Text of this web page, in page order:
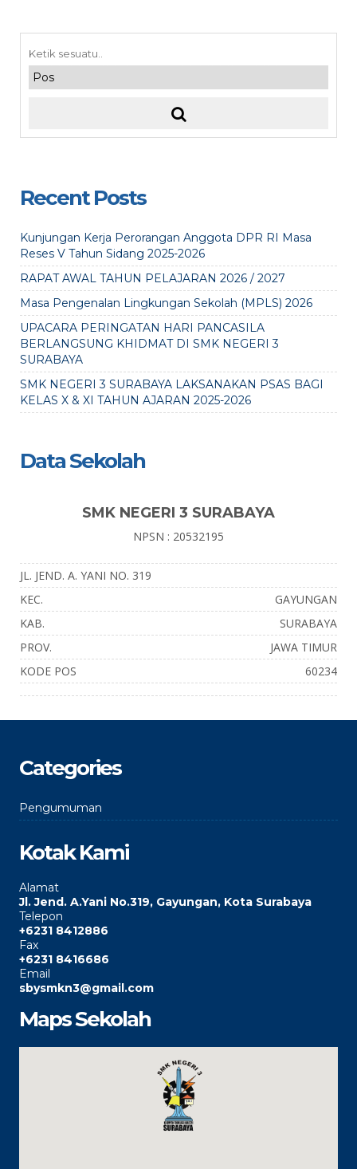
Recent Posts
Kunjungan Kerja Perorangan Anggota DPR RI Masa
Reses V Tahun Sidang 2025-2026
RAPAT AWAL TAHUN PELAJARAN 2026 / 2027
Masa Pengenalan Lingkungan Sekolah (MPLS) 2026
UPACARA PERINGATAN HARI PANCASILA
BERLANGSUNG KHIDMAT DI SMK NEGERI 3
SURABAYA
SMK NEGERI 3 SURABAYA LAKSANAKAN PSAS BAGI
KELAS X & XI TAHUN AJARAN 2025-2026
Data Sekolah
SMK NEGERI 3 SURABAYA
NPSN : 20532195
JL. JEND. A. YANI NO. 319
KEC.
GAYUNGAN
KAB.
SURABAYA
PROV.
JAWA TIMUR
KODE POS
60234
Categories
Pengumuman
Kotak Kami
Alamat
Jl. Jend. A.Yani No.319, Gayungan, Kota Surabaya
Telepon
+6231 8412886
Fax
+6231 8416686
Email
sbysmkn3@gmail.com
Maps Sekolah